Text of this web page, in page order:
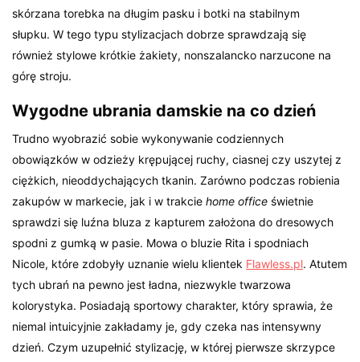
skórzana torebka na długim pasku i botki na stabilnym
słupku. W tego typu stylizacjach dobrze sprawdzają się
również stylowe krótkie żakiety, nonszalancko narzucone na
górę stroju.
Wygodne ubrania damskie na co dzień
Trudno wyobrazić sobie wykonywanie codziennych
obowiązków w odzieży krępującej ruchy, ciasnej czy uszytej z
ciężkich, nieoddychających tkanin. Zarówno podczas robienia
zakupów w markecie, jak i w trakciehome office świetnie
sprawdzi się luźna bluza z kapturem założona do dresowych
spodni z gumką w pasie. Mowa o bluzie Rita i spodniach
Nicole, które zdobyły uznanie wielu klientek Flawless.pl. Atutem
tych ubrań na pewno jest ładna, niezwykle twarzowa
kolorystyka. Posiadają sportowy charakter, który sprawia, że
niemal intuicyjnie zakładamy je, gdy czeka nas intensywny
dzień. Czym uzupełnić stylizację, w której pierwsze skrzypce